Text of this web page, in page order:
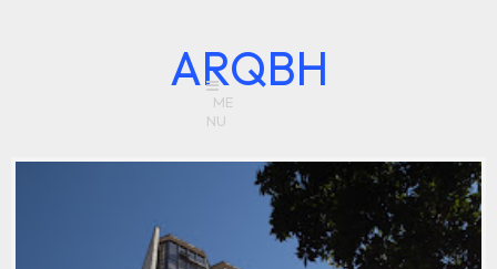
ARQBH